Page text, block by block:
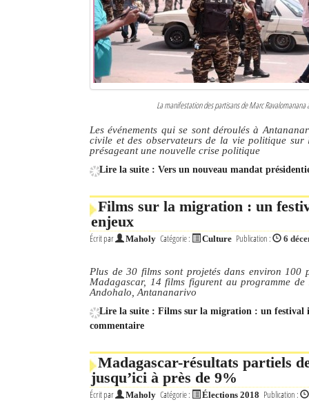
Les Petites Annonces
La Tribune de Diego en PDF
Connexion
Mot de passe oublié ?
La manifestation des partisans de Marc
Les événements qui se sont déroulés à
civile et des observateurs de la vie politique
présageant une nouvelle crise politique
Lire la suite : Vers un nouveau mandat
Films sur la migration : un
enjeux
Écrit par Maholy Catégorie : Culture Publication : 6
Plus de 30 films sont projetés dans environ
Madagascar, 14 films figurent au programme
Andohalo, Antananarivo
Lire la suite : Films sur la migration : un festival
commentaire
Madagascar-résultats partiels
jusqu’ici à près de 9%
Écrit par Maholy Catégorie : Élections 2018 Publication :